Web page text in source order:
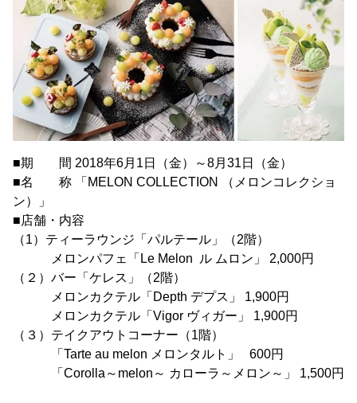
■期 間 2018年6月1日（金）～8月31日（金）
■名 称 「MELON COLLECTION （メロンコレクショ
ン）」
■店舗・内容
（1）ティーラウンジ「パルテール」（2階）
メロンパフェ「Le Melon ル ムロン」 2,000円
（２）バー「ケレス」（2階）
メロンカクテル「Depth デプス」 1,900円
メロンカクテル「Vigor ヴィガー」 1,900円
（３）テイクアウトコーナー（1階）
「Tarte au melon メロンタルト」 600円
「Corolla～melon～ カローラ～メロン～」 1,500円